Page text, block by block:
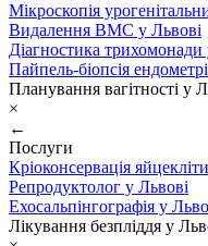
Мікроскопія
Видалення ВМС у Львові
Діагностика трихомонади
Пайпель-біопсія
Планування вагітності у
×
←
Послуги
Кріоконсервація
Репродуктолог у Львові
Ехосальпінгографія у
Лікування безпліддя у